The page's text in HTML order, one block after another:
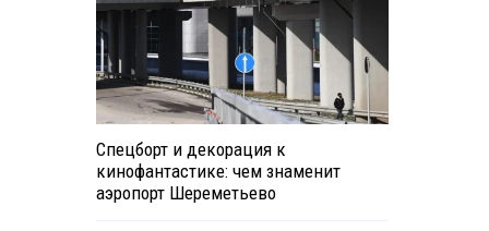
Спецборт и декорация к
кинофантастике: чем знаменит
аэропорт Шереметьево